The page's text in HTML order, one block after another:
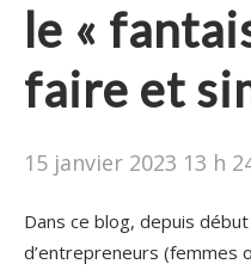
le «
faire et
15 janvier 2023 13 h
Dans ce blog, depuis
d’entrepreneurs (femmes